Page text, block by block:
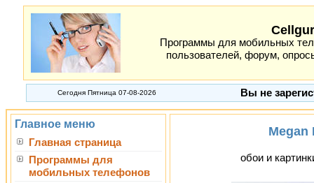
Программы для мобильных
пользователей, форум,
Сегодня Пятница 07-08-2026 Вы не
Главное меню
Главная страница
Программы для
мобильных телефонов
Megan
обои и